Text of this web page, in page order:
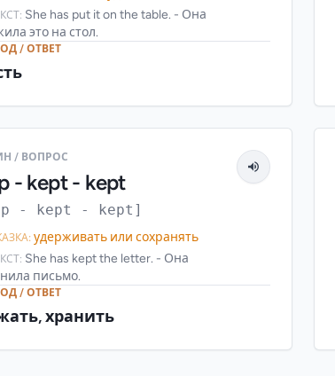
She has put it on the table. - Она
это на стол.
/ ОТВЕТ
/ ВОПРОС
- kept - kept
- kept - kept]
удерживать или сохранять
She has kept the letter. - Она
письмо.
/ ОТВЕТ
хранить